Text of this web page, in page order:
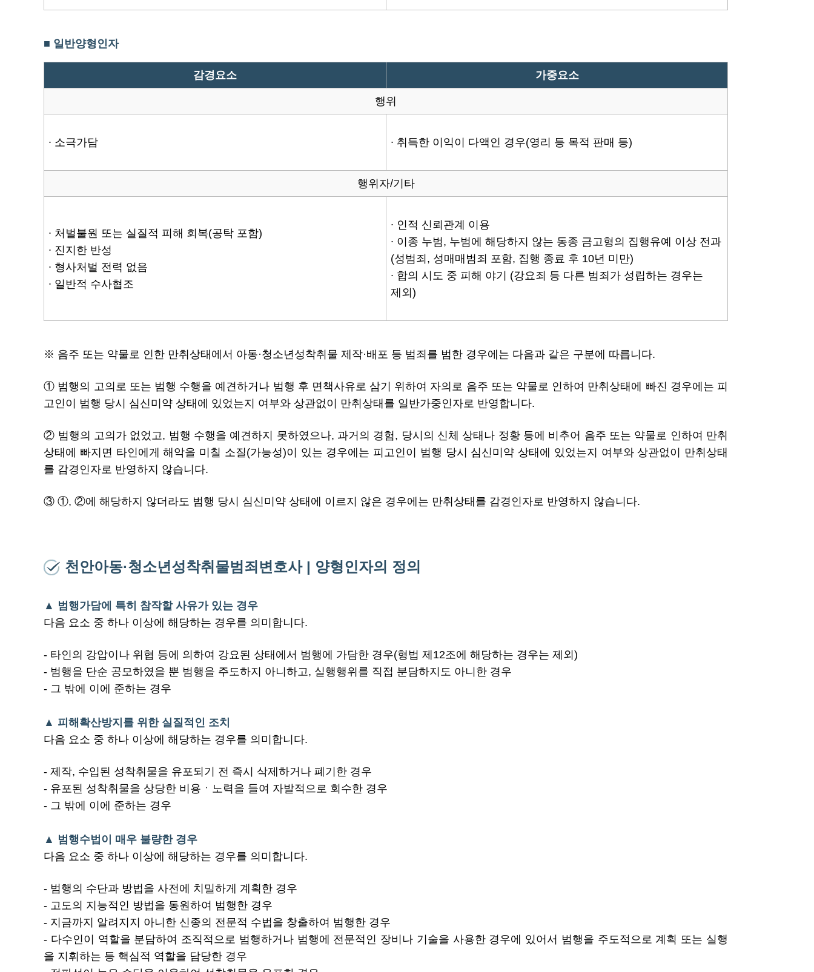
■ 일반양형인자
감경요소 가중요소
행위
∙ 소극가담 ∙ 취득한 이익이 다액인 경우(영리 등 목적 판매 등)
행위자/기타
∙ 처벌불원 또는 실질적 피해 회복(공탁 포함)
∙ 진지한 반성
∙ 형사처벌 전력 없음
∙ 일반적 수사협조
∙ 인적 신뢰관계 이용
∙ 이종 누범, 누범에 해당하지 않는 동종 금고형의 집행유예 이상 전과
(성범죄, 성매매범죄 포함, 집행 종료 후 10년 미만)
∙ 합의 시도 중 피해 야기 (강요죄 등 다른 범죄가 성립하는 경우는
제외)
※ 음주 또는 약물로 인한 만취상태에서 아동·청소년성착취물 제작·배포 등 범죄를 범한 경우에는 다음과 같은 구분에 따릅니다.
① 범행의 고의로 또는 범행 수행을 예견하거나 범행 후 면책사유로 삼기 위하여 자의로 음주 또는 약물로 인하여 만취상태에 빠진 경우에는 피
고인이 범행 당시 심신미약 상태에 있었는지 여부와 상관없이 만취상태를 일반가중인자로 반영합니다.
② 범행의 고의가 없었고, 범행 수행을 예견하지 못하였으나, 과거의 경험, 당시의 신체 상태나 정황 등에 비추어 음주 또는 약물로 인하여 만취
상태에 빠지면 타인에게 해악을 미칠 소질(가능성)이 있는 경우에는 피고인이 범행 당시 심신미약 상태에 있었는지 여부와 상관없이 만취상태
를 감경인자로 반영하지 않습니다.
③ ①, ②에 해당하지 않더라도 범행 당시 심신미약 상태에 이르지 않은 경우에는 만취상태를 감경인자로 반영하지 않습니다.
천안아동·청소년성착취물범죄변호사 | 양형인자의 정의
▲ 범행가담에 특히 참작할 사유가 있는 경우
다음 요소 중 하나 이상에 해당하는 경우를 의미합니다.
- 타인의 강압이나 위협 등에 의하여 강요된 상태에서 범행에 가담한 경우(형법 제12조에 해당하는 경우는 제외)
- 범행을 단순 공모하였을 뿐 범행을 주도하지 아니하고, 실행행위를 직접 분담하지도 아니한 경우
- 그 밖에 이에 준하는 경우
▲ 피해확산방지를 위한 실질적인 조치
다음 요소 중 하나 이상에 해당하는 경우를 의미합니다.
- 제작, 수입된 성착취물을 유포되기 전 즉시 삭제하거나 폐기한 경우
- 유포된 성착취물을 상당한 비용ㆍ노력을 들여 자발적으로 회수한 경우
- 그 밖에 이에 준하는 경우
▲ 범행수법이 매우 불량한 경우
다음 요소 중 하나 이상에 해당하는 경우를 의미합니다.
- 범행의 수단과 방법을 사전에 치밀하게 계획한 경우
- 고도의 지능적인 방법을 동원하여 범행한 경우
- 지금까지 알려지지 아니한 신종의 전문적 수법을 창출하여 범행한 경우
- 다수인이 역할을 분담하여 조직적으로 범행하거나 범행에 전문적인 장비나 기술을 사용한 경우에 있어서 범행을 주도적으로 계획 또는 실행
을 지휘하는 등 핵심적 역할을 담당한 경우